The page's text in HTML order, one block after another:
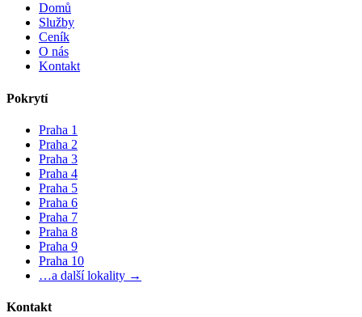
Domů
Služby
Ceník
O nás
Kontakt
Pokrytí
Praha 1
Praha 2
Praha 3
Praha 4
Praha 5
Praha 6
Praha 7
Praha 8
Praha 9
Praha 10
…a další lokality →
Kontakt